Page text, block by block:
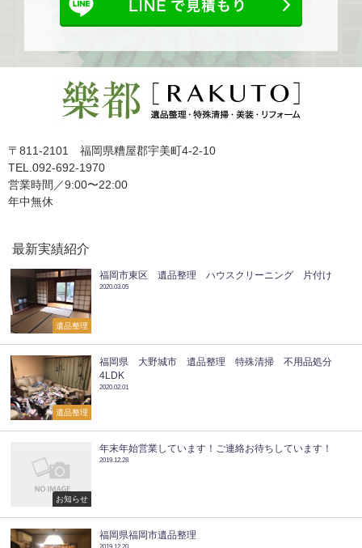
〒811-2101 福岡県糟屋郡宇美町4-2-10
TEL.092-692-1970
営業時間／9:00〜22:00
年中無休
最新実績紹介
遺品整理
福岡市東区 遺品整理 ハウスクリーニング 片付け
2020.03.05
遺品整理
福岡県 大野城市 遺品整理 特殊清掃 不用品処分
4LDK
2020.02.01
お知らせ
年末年始営業しています！ご連絡お待ちしています！
2019.12.28
福岡県福岡市遺品整理
2019.12.20